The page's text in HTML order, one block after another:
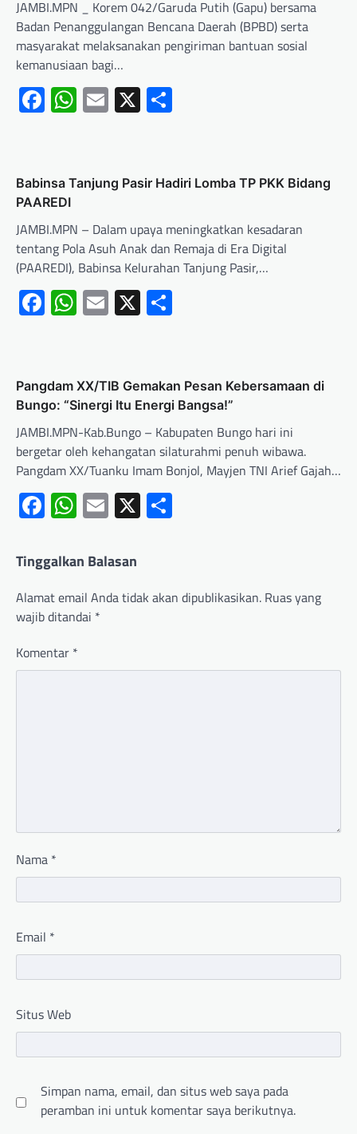
JAMBI.MPN _ Korem 042/Garuda Putih (Gapu) bersama
Badan Penanggulangan Bencana Daerah (BPBD) serta
masyarakat melaksanakan pengiriman bantuan sosial
kemanusiaan bagi…
Facebook
WhatsApp
Email
X
Babinsa Tanjung Pasir Hadiri Lomba TP PKK Bidang
PAAREDI
JAMBI.MPN – Dalam upaya meningkatkan kesadaran
tentang Pola Asuh Anak dan Remaja di Era Digital
(PAAREDI), Babinsa Kelurahan Tanjung Pasir,…
Facebook
WhatsApp
Email
X
Pangdam XX/TIB Gemakan Pesan Kebersamaan di
Bungo: “Sinergi Itu Energi Bangsa!”
JAMBI.MPN-Kab.Bungo – Kabupaten Bungo hari ini
bergetar oleh kehangatan silaturahmi penuh wibawa.
Pangdam XX/Tuanku Imam Bonjol, Mayjen TNI Arief Gajah…
Facebook
WhatsApp
Email
X
Tinggalkan Balasan
Alamat email Anda tidak akan dipublikasikan. Ruas yang
wajib ditandai *
Komentar *
Nama *
Email *
Situs Web
Simpan nama, email, dan situs web saya pada
peramban ini untuk komentar saya berikutnya.